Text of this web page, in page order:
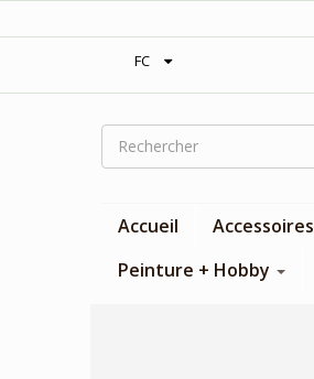
FC
Accueil Accessoires
Peinture + Hobby